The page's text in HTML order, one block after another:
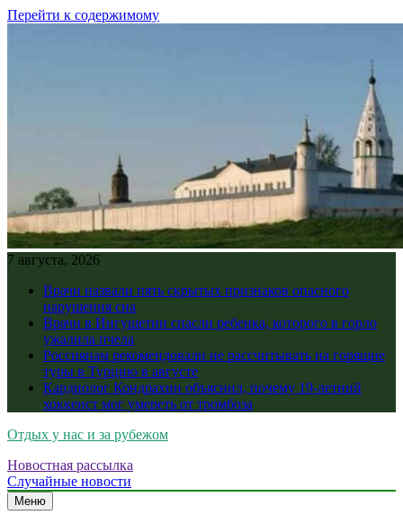
Перейти к содержимому
7 августа, 2026
Врачи назвали пять скрытых признаков опасного
нарушения сна
Врачи в Ингушетии спасли ребенка, которого в горло
ужалила пчела
Россиянам рекомендовали не рассчитывать на горящие
туры в Турцию в августе
Кардиолог Кондрахин объяснил, почему 19-летний
хоккеист мог умереть от тромбоза
Отдых у нас и за рубежом
Новостная рассылка
Случайные новости
Меню